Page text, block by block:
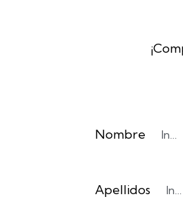
Nombre
Apellidos